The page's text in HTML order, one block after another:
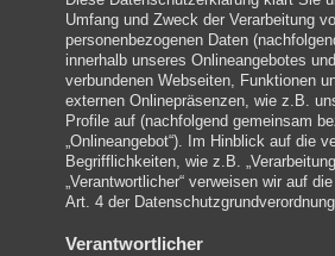
Umfang und Zweck der Verarbeitung
personenbezogenen Daten
innerhalb unseres Onlineangebotes
verbundenen Webseiten, Funktionen
externen Onlinepräsenzen, wie z.B.
Profile auf (nachfolgend gemeinsam
„Onlineangebot“). Im Hinblick auf die
Begrifflichkeiten, wie z.B.
„Verantwortlicher“ verweisen wir auf
Art. 4 der
Verantwortlicher